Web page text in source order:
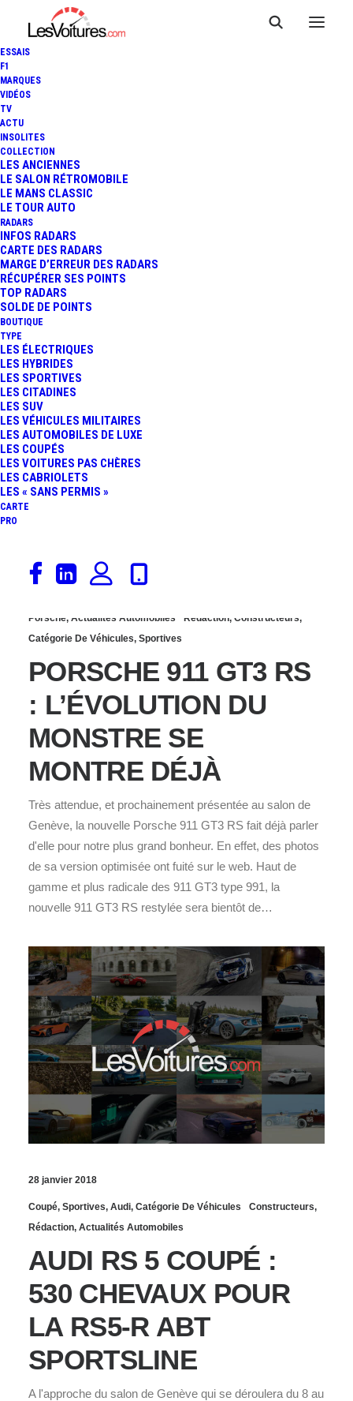
ESSAIS
F1
MARQUES
VIDÉOS
TV
ACTU
INSOLITES
COLLECTION
LES ANCIENNES
LE SALON RÉTROMOBILE
LE MANS CLASSIC
LE TOUR AUTO
RADARS
INFOS RADARS
CARTE DES RADARS
MARGE D’ERREUR DES RADARS
RÉCUPÉRER SES POINTS
TOP RADARS
SOLDE DE POINTS
BOUTIQUE
TYPE
LES ÉLECTRIQUES
LES HYBRIDES
LES SPORTIVES
LES CITADINES
LES SUV
LES VÉHICULES MILITAIRES
LES AUTOMOBILES DE LUXE
LES COUPÉS
LES VOITURES PAS CHÈRES
LES CABRIOLETS
LES « SANS PERMIS »
CARTE
PRO
9 février 2018
LANCIA STRATOS : ELLE
RENAÎTRA AU SALON DE
GENÈVE
Porsche, Actualités Automobiles Rédaction, Constructeurs,
Catégorie De Véhicules, Sportives
PORSCHE 911 GT3 RS
: L’ÉVOLUTION DU
MONSTRE SE
MONTRE DÉJÀ
Très attendue, et prochainement présentée au salon de
Genève, la nouvelle Porsche 911 GT3 RS fait déjà parler
d'elle pour notre plus grand bonheur. En effet, des photos
de sa version optimisée ont fuité sur le web. Haut de
gamme et plus radicale des 911 GT3 type 991, la
nouvelle 911 GT3 RS restylée sera bientôt de…
28 janvier 2018
Coupé, Sportives, Audi, Catégorie De Véhicules Constructeurs,
Rédaction, Actualités Automobiles
AUDI RS 5 COUPÉ :
530 CHEVAUX POUR
LA RS5-R ABT
SPORTSLINE
A l'approche du salon de Genève qui se déroulera du 8 au